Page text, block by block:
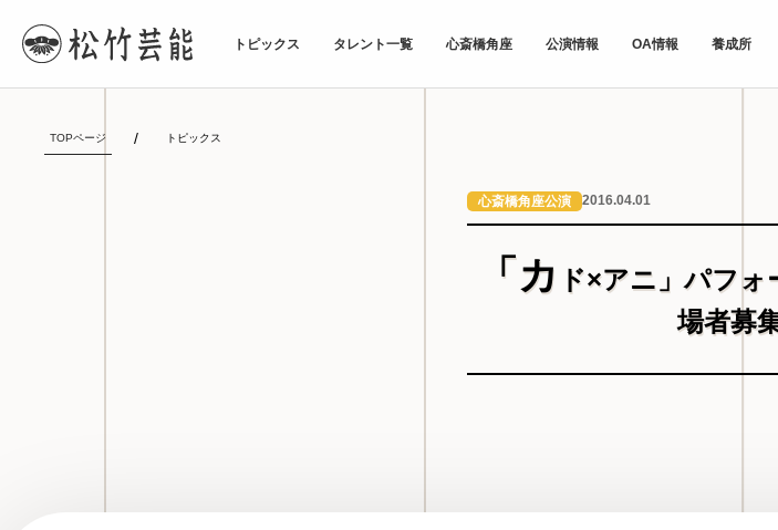
トピックス タレント一覧 心斎橋角座 公演情報 OA情報 養成所
TOPページ トピックス
心斎橋角座公演 2016.04.01
「カ ド×アニ」パフ
場者募